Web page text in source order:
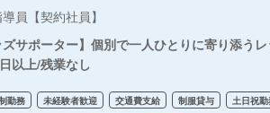
員【契約社員】
サポーター】個別で一人ひとりに寄り添う
以上/残業なし
勤務 未経験者歓迎 交通費支給 制服貸与 土日祝